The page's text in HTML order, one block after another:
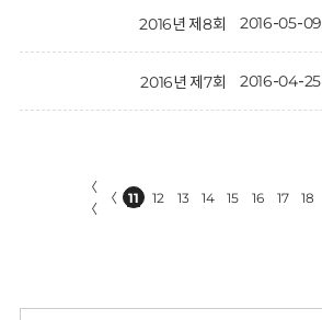
2016년 제8회 2016-05-09
2016년 제7회 2016-04-25
〈
〈
〈 11 12 13 14 15 16 17 18